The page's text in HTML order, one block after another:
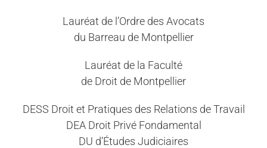
Lauréat de l’Ordre des Avocats
du Barreau de Montpellier
Lauréat de la Faculté
de Droit de Montpellier
DESS Droit et Pratiques des Relations de Travail
DEA Droit Privé Fondamental
DU d’Études Judiciaires